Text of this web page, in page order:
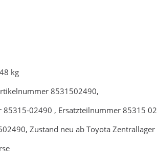
kg
8531502490,
02490 , Ersatzteilnummer 85315
Zustand neu ab Toyota Zentrallager